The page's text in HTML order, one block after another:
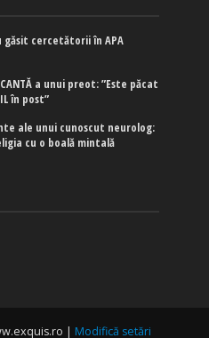
găsit cercetătorii în APA
a unui preot: ”Este păcat
în post”
ale unui cunoscut neurolog:
cu o boală mintală
| Modifică setări